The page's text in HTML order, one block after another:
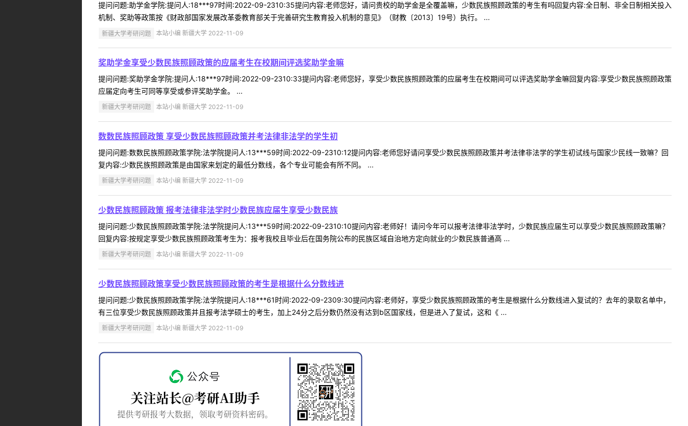
提问问题:助学金学院:提问人:18***97时间:2022-09-2310:35提问内容:老师您好，请问贵校的助学金是全覆盖嘛，少数民族照顾政策的考生有吗回复内容:全日制、非全日制相关投入
机制、奖助等政策按《财政部国家发展改革委教育部关于完善研究生教育投入机制的意见》（财教〔2013〕19号）执行。 ...
新疆大学考研问题 本站小编 新疆大学 2022-11-09
奖助学金享受少数民族照顾政策的应届考生在校期间评选奖助学金嘛
提问问题:奖助学金学院:提问人:18***97时间:2022-09-2310:33提问内容:老师您好，享受少数民族照顾政策的应届考生在校期间可以评选奖助学金嘛回复内容:享受少数民族照顾政策
应届定向考生可同等享受或参评奖助学金。 ...
新疆大学考研问题 本站小编 新疆大学 2022-11-09
数数民族照顾政策 享受少数民族照顾政策并考法律非法学的学生初
提问问题:数数民族照顾政策学院:法学院提问人:13***59时间:2022-09-2310:12提问内容:老师您好请问享受少数民族照顾政策并考法律非法学的学生初试线与国家少民线一致嘛？回
复内容:少数民族照顾政策是由国家来划定的最低分数线，各个专业可能会有所不同。 ...
新疆大学考研问题 本站小编 新疆大学 2022-11-09
少数民族照顾政策 报考法律非法学时少数民族应届生享受少数民族
提问问题:少数民族照顾政策学院:法学院提问人:13***59时间:2022-09-2310:10提问内容:老师好！请问今年可以报考法律非法学时，少数民族应届生可以享受少数民族照顾政策嘛？
回复内容:按规定享受少数民族照顾政策考生为：报考我校且毕业后在国务院公布的民族区域自治地方定向就业的少数民族普通高 ...
新疆大学考研问题 本站小编 新疆大学 2022-11-09
少数民族照顾政策享受少数民族照顾政策的考生是根据什么分数线进
提问问题:少数民族照顾政策学院:法学院提问人:18***61时间:2022-09-2309:30提问内容:老师好，享受少数民族照顾政策的考生是根据什么分数线进入复试的？去年的录取名单中，
有三位享受少数民族照顾政策并且报考法学硕士的考生，加上24分之后分数仍然没有达到b区国家线，但是进入了复试，这和《 ...
新疆大学考研问题 本站小编 新疆大学 2022-11-09